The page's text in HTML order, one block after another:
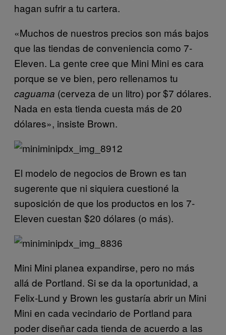
hagan sufrir a tu cartera.
«Muchos de nuestros precios son más bajos
que las tiendas de conveniencia como 7-
Eleven. La gente cree que Mini Mini es cara
porque se ve bien, pero rellenamos tu
caguama (cerveza de un litro) por $7 dólares.
Nada en esta tienda cuesta más de 20
dólares», insiste Brown.
El modelo de negocios de Brown es tan
sugerente que ni siquiera cuestioné la
suposición de que los productos en los 7-
Eleven cuestan $20 dólares (o más).
Mini Mini planea expandirse, pero no más
allá de Portland. Si se da la oportunidad, a
Felix-Lund y Brown les gustaría abrir un Mini
Mini en cada vecindario de Portland para
poder diseñar cada tienda de acuerdo a las